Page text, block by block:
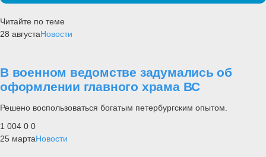
Читайте по теме
28 августаНовости
В военном ведомстве задумались об
оформлении главного храма ВС
Решено воспользоваться богатым петербургским опытом.
1 004 0 0
25 мартаНовости